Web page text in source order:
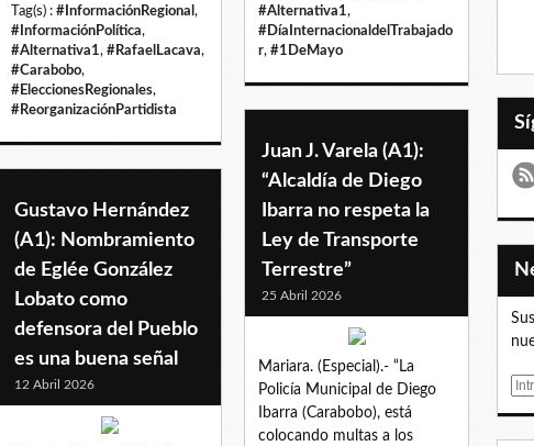
Tag(s) : #InformaciónRegional ,
#InformaciónPolítica,
#Alternativa1, #RafaelLacava,
#Carabobo,
#EleccionesRegionales,
#ReorganizaciónPartidista
#Alternativa1,
#DíaInternacionaldelTrabajado
r, #1DeMayo
Juan J. Varela (A1):
“Alcaldía de Diego
Ibarra no respeta la
Ley de Transporte
Terrestre”
25 Abril 2026
Mariara. (Especial).- “La
Policía Municipal de Diego
Ibarra (Carabobo), está
colocando multas a los
Gustavo Hernández
(A1): Nombramiento
de Eglée González
Lobato como
defensora del Pueblo
es una buena señal
12 Abril 2026
E